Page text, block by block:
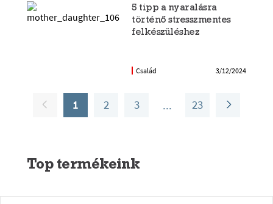
5 tipp a nyaralásra
történő stresszmentes
felkészüléshez
Család 3/12/2024
1 2 3 23
Top termékeink